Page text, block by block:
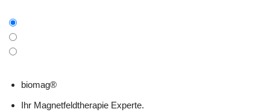
biomag®
Ihr Magnetfeldtherapie Experte.